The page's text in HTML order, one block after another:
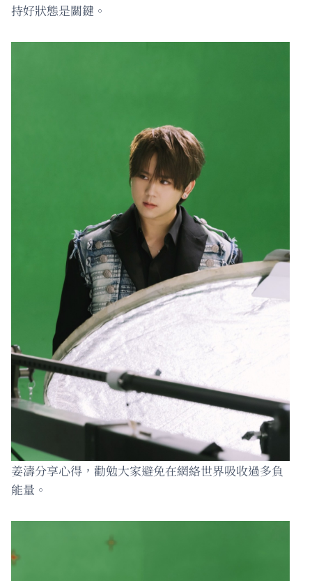
持好狀態是關鍵。
姜濤分享心得，勸勉大家避免在網絡世界吸收過多負
能量。